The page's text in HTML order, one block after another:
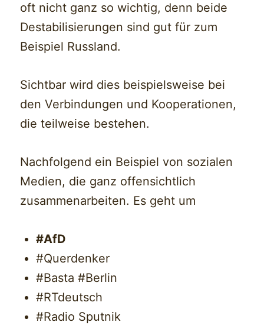
oft nicht ganz so wichtig, denn beide
Destabilisierungen sind gut für zum
Beispiel Russland.
Sichtbar wird dies beispielsweise bei
den Verbindungen und Kooperationen,
die teilweise bestehen.
Nachfolgend ein Beispiel von sozialen
Medien, die ganz offensichtlich
zusammenarbeiten. Es geht um
#AfD
#Querdenker
#Basta #Berlin
#RTdeutsch
#Radio Sputnik